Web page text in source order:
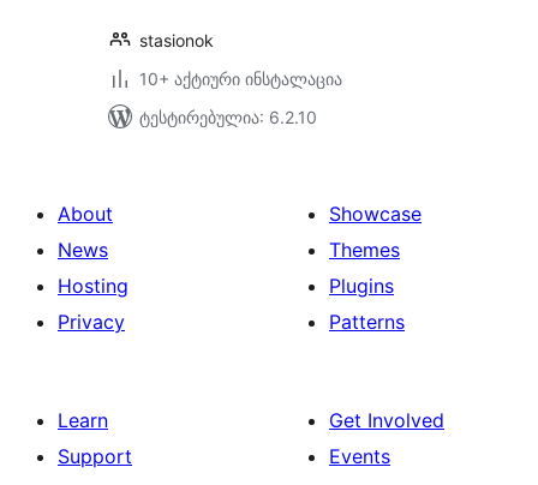
stasionok
10+ აქტიური ინსტალაცია
ტესტირებულია: 6.2.10
About
News
Hosting
Privacy
Showcase
Themes
Plugins
Patterns
Learn
Support
Get Involved
Events